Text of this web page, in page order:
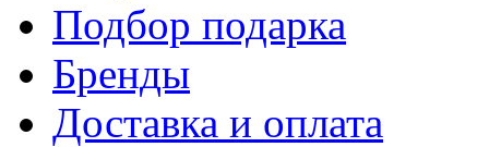
Подбор подарка
Бренды
Доставка и оплата